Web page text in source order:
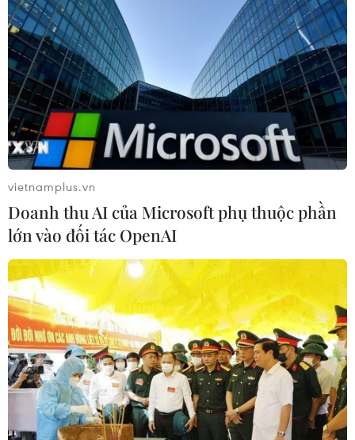
vietnamplus.vn
Doanh thu AI của Microsoft phụ thuộc phần
lớn vào đối tác OpenAI